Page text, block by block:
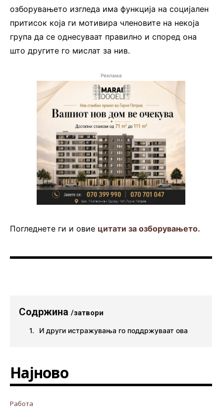
озборувањето изгледа има функција на социјален
притисок која ги мотивира членовите на некоја
група да се однесуваат правилно и според она
што другите го мислат за нив.
Реклама
Погледнете ги и овие цитати за озборувањето.
Содржина /затвори
И други истражувања го поддржуваат ова
Најново
Работа